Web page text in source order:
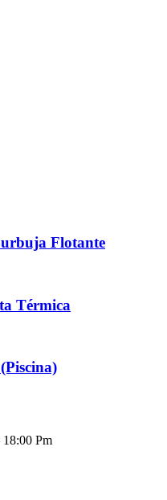
Flotante
Térmica
Pm